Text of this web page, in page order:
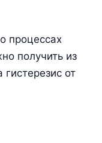
процессах
получить из
гистерезис от